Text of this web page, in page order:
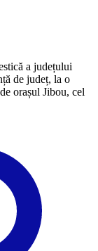
a județului
de județ, la o
orașul Jibou, cel